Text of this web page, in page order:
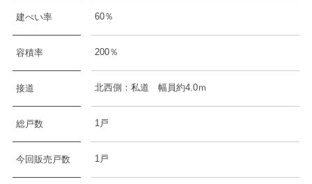
建ぺい率 60％
容積率 200％
接道 北西側：私道 幅員約4.0ｍ
総戸数 1戸
今回販売戸数 1戸